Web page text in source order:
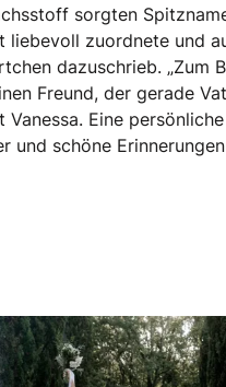
sorgten
liebevoll zuordnete und
dazuschrieb. „Zum
Freund, der gerade
Vanessa. Eine
und schöne